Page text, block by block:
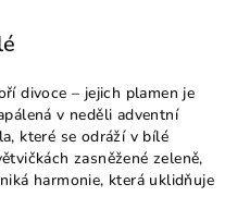
divoce – jejich plamen je
v neděli adventní
které se odráží v bílé
zasněžené zeleně,
harmonie, která uklidňuje